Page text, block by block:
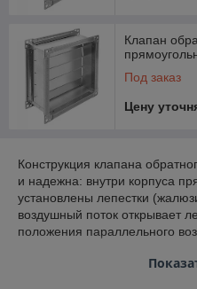
Клапан
Под заказ
Цену
Конструкция клапана
и надежна: внутри корпуса
установлены лепестки
воздушный поток открывает
положения параллельного
положение и перекрывают